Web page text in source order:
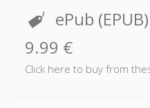
ePub (EPUB)
9.99 €
Click here to buy from